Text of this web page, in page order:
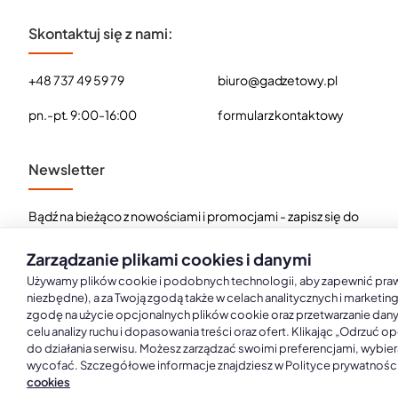
Skontaktuj się z nami:
+48 737 49 59 79
pn.-pt. 9:00-16:00
biuro@gadzetowy.pl
formularz kontaktowy
Newsletter
Bądź na bieżąco z nowościami i promocjami - zapisz się do
E-
mail
Zapisz
Przeczytałem i akceptuję Polityka prywatności i RODO
Copyright © 2026, Gadżetowy.pl, All Rights Reserved, Platforma
Zarządzanie plikami cookies i danymi
Używamy plików cookie i podobnych technologii, aby zapewnić
niezbędne), a za Twoją zgodą także w celach analitycznych i
zgodę na użycie opcjonalnych plików cookie oraz przetwarzanie
celu analizy ruchu i dopasowania treści oraz ofert. Klikając „Odrzuć
do działania serwisu. Możesz zarządzać swoimi preferencjami,
wycofać. Szczegółowe informacje znajdziesz w Polityce
cookies